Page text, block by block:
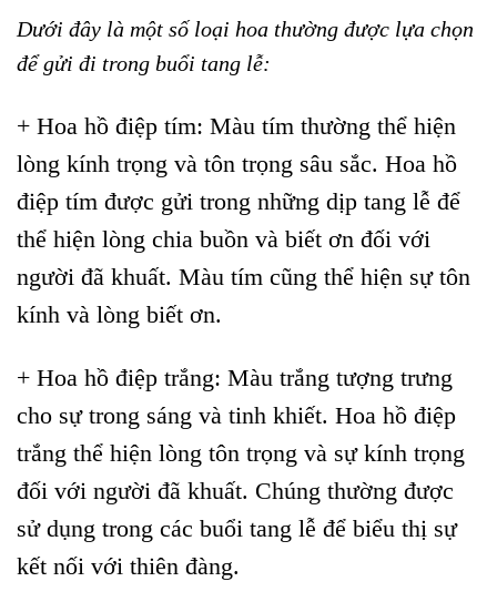
Dưới đây là một số loại hoa thường được lựa chọn
để gửi đi trong buổi tang lễ:
+ Hoa hồ điệp tím: Màu tím thường thể hiện
lòng kính trọng và tôn trọng sâu sắc. Hoa hồ
điệp tím được gửi trong những dịp tang lễ để
thể hiện lòng chia buồn và biết ơn đối với
người đã khuất. Màu tím cũng thể hiện sự tôn
kính và lòng biết ơn.
+ Hoa hồ điệp trắng: Màu trắng tượng trưng
cho sự trong sáng và tinh khiết. Hoa hồ điệp
trắng thể hiện lòng tôn trọng và sự kính trọng
đối với người đã khuất. Chúng thường được
sử dụng trong các buổi tang lễ để biểu thị sự
kết nối với thiên đàng.